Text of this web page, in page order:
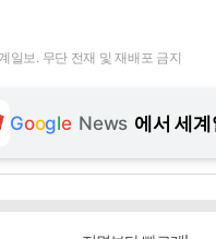
일보. 무단 전재 및 재배포 금지
Google News 에서 세